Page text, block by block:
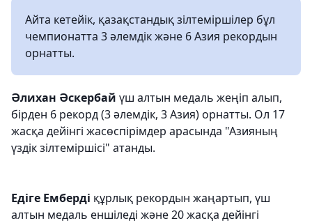
Айта кетейік, қазақстандық зілтеміршілер бұл
чемпионатта 3 әлемдік және 6 Азия рекордын
орнатты.
Әлихан Әскербай үш алтын медаль жеңіп алып,
бірден 6 рекорд (3 әлемдік, 3 Азия) орнатты. Ол 17
жасқа дейінгі жасөспірімдер арасында "Азияның
үздік зілтеміршісі" атанды.
Едіге Емберді құрлық рекордын жаңартып, үш
алтын медаль еншіледі және 20 жасқа дейінгі